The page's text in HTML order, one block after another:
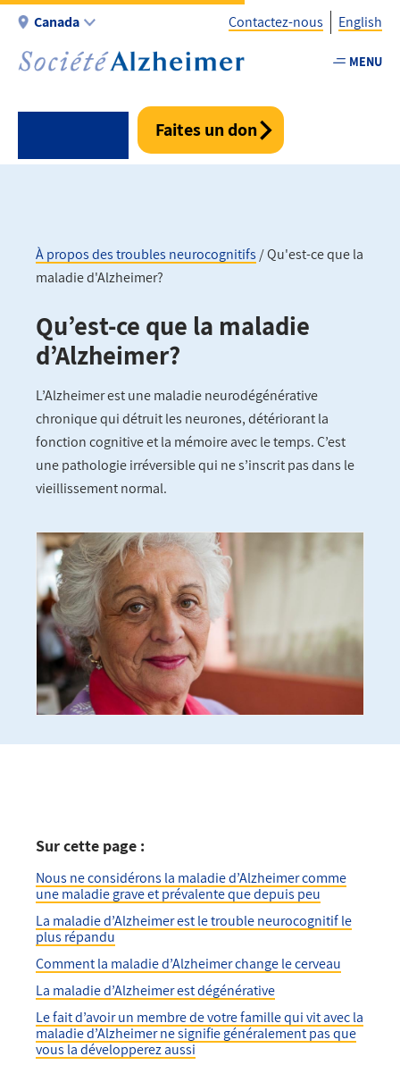
Aller
contenu
Canada
Utility
-
Fr
-
Contactez-nous English
MENU
Faites un don
d'Ariane
À propos des troubles neurocognitifs
Qu'est-ce que la
maladie d'Alzheimer?
Qu’est-ce que la maladie
d’Alzheimer?
L’Alzheimer est une maladie neurodégénérative
chronique qui détruit les neurones, détériorant la
fonction cognitive et la mémoire avec le temps. C’est
une pathologie irréversible qui ne s’inscrit pas dans le
vieillissement normal.
Sur cette page :
Nous ne considérons la maladie d’Alzheimer comme
une maladie grave et prévalente que depuis peu
La maladie d’Alzheimer est le trouble neurocognitif le
plus répandu
Comment la maladie d’Alzheimer change le cerveau
La maladie d’Alzheimer est dégénérative
Le fait d’avoir un membre de votre famille qui vit avec la
maladie d’Alzheimer ne signifie généralement pas que
vous la développerez aussi